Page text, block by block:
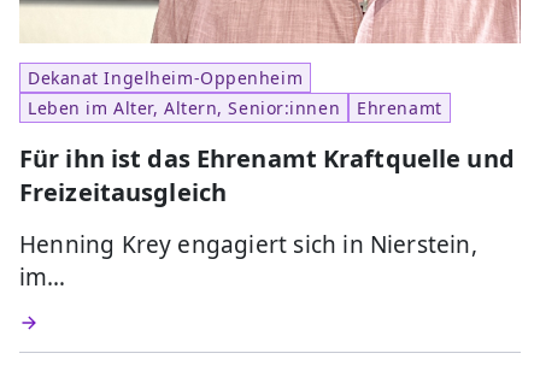
Dekanat Ingelheim-Oppenheim
Leben im Alter, Altern, Senior:innen
Ehrenamt
Für ihn ist das Ehrenamt Kraftquelle und
Freizeitausgleich
Henning Krey engagiert sich in Nierstein,
im…